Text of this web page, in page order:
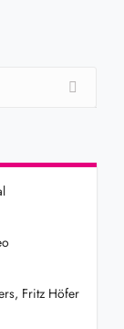
Fritz Höfer